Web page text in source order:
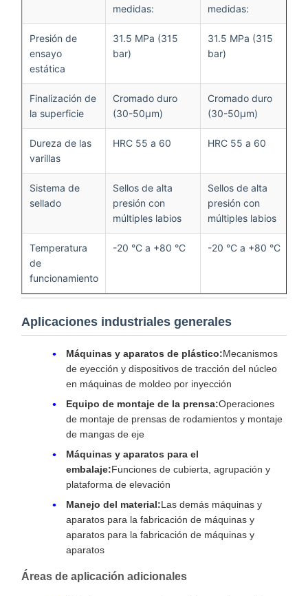
medidas:
medidas:
Presión de
ensayo
estática
31.5 MPa (315
bar)
31.5 MPa (315
bar)
Finalización de
la superficie
Cromado duro
(30-50μm)
Cromado duro
(30-50μm)
Dureza de las
varillas
HRC 55 a 60 HRC 55 a 60
Sistema de
sellado
Sellos de alta
presión con
múltiples labios
Sellos de alta
presión con
múltiples labios
Temperatura
de
funcionamiento
-20 °C a +80 °C -20 °C a +80 °C
Aplicaciones industriales generales
Máquinas y aparatos de plástico:Mecanismos
de eyección y dispositivos de tracción del núcleo
en máquinas de moldeo por inyección
Equipo de montaje de la prensa:Operaciones
de montaje de prensas de rodamientos y montaje
de mangas de eje
Máquinas y aparatos para el
embalaje:Funciones de cubierta, agrupación y
plataforma de elevación
Manejo del material:Las demás máquinas y
aparatos para la fabricación de máquinas y
aparatos para la fabricación de máquinas y
aparatos
Áreas de aplicación adicionales